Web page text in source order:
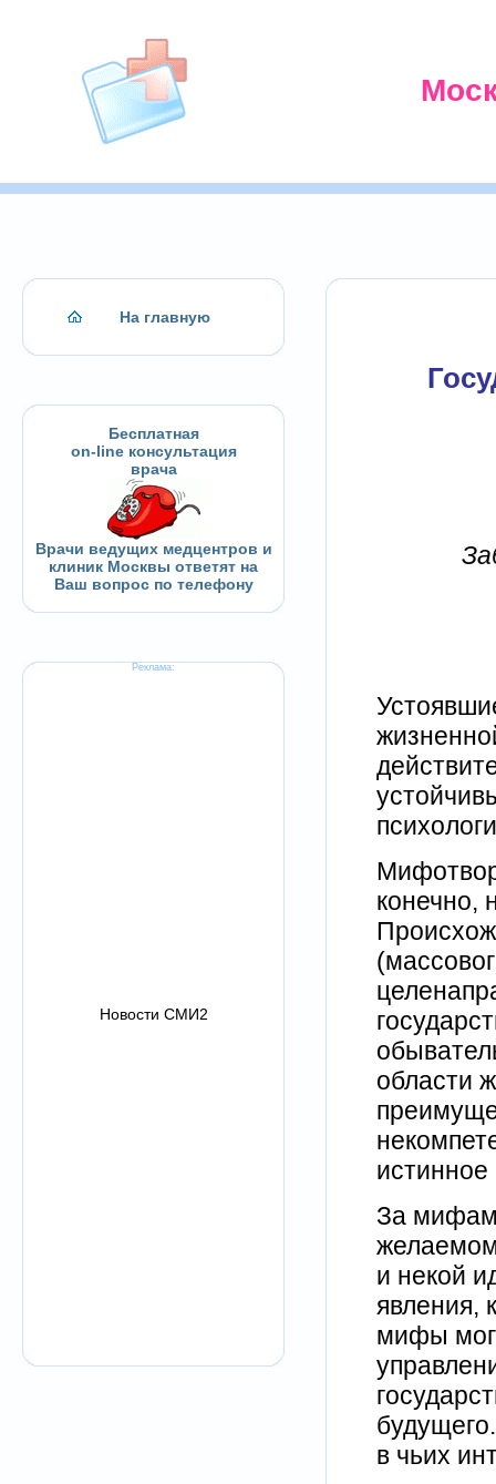
На главную
Бесплатная
on-line консультация
врача
Врачи ведущих медцентров и
клиник Москвы ответят на
Ваш вопрос по телефону
Реклама:
Новости СМИ2
конечно,
области
За
и некой
явления,
мифы
в чьих